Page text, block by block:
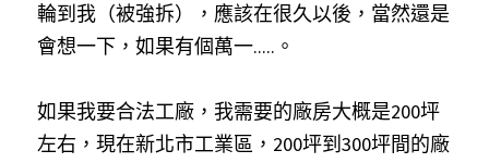
輪到我（被強拆），應該在很久以後，當然還是
會想一下，如果有個萬一.....。
如果我要合法工廠，我需要的廠房大概是200坪
左右，現在新北市工業區，200坪到300坪間的廠